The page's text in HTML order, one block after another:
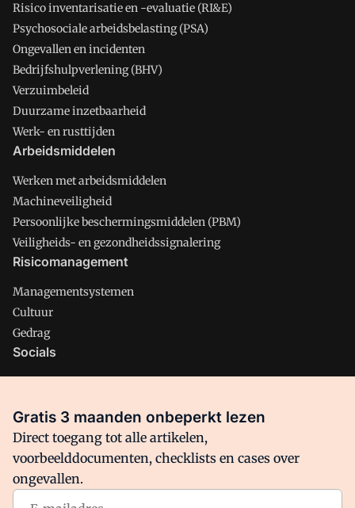
Risico inventarisatie en -evaluatie (RI&E)
Psychosociale arbeidsbelasting (PSA)
Ongevallen en incidenten
Bedrijfshulpverlening (BHV)
Verzuimbeleid
Duurzame inzetbaarheid
Werk- en rusttijden
Arbeidsmiddelen
Werken met arbeidsmiddelen
Machineveiligheid
Persoonlijke beschermingsmiddelen (PBM)
Veiligheids- en gezondheidssignalering
Risicomanagement
Managementsystemen
Cultuur
Gedrag
Socials
Facebook
Arbo is onderdeel van VMN media. Lees inons manifestwaar
Gratis 3 maanden onbeperkt lezen
Direct toegang tot alle artikelen,
voorbeelddocumenten, checklists en cases over
ongevallen.